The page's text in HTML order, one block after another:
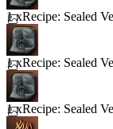
1 xRecipe: Sealed
1 xRecipe: Sealed
1 xRecipe: Sealed